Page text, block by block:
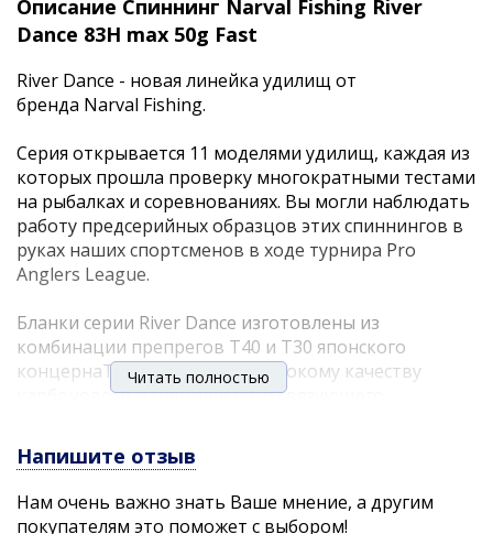
Описание Спиннинг Narval Fishing River
Dance 83H max 50g Fast
River Dance - новая линейка удилищ от
бренда Narval Fishing.
Серия открывается 11 моделями удилищ, каждая из
которых прошла проверку многократными тестами
на рыбалках и соревнованиях. Вы могли наблюдать
работу предсерийных образцов этих спиннингов в
руках наших спортсменов в ходе турнира Pro
Anglers League.
Бланки серии River Dance изготовлены из
комбинации препрегов T40 и Т30 японского
концернаToray. Благодаря высокому качеству
карбонового и специального связующего
сочетания строя Fast, лёгкости, прочности и
чувствительности бланков.
На бланки установлены кольца Sea Guide (от 9 до 10
Читать полностью
Напишите отзыв
Нам очень важно знать Ваше мнение, а другим
покупателям это поможет с выбором!